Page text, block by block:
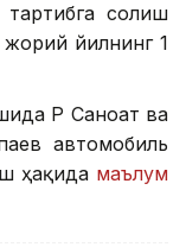
солиш
йилнинг 1
ҚР Саноат ва
автомобиль
ҳақида маълум